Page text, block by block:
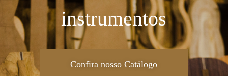
instrumentos
Confira nosso Catálogo